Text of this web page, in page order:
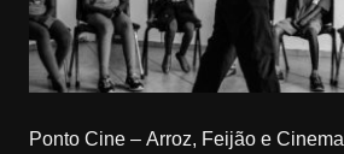
Ponto Cine – Arroz, Feijão e Cinema